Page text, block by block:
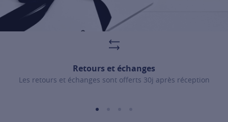
Retours et échanges
Les retours et échanges sont offerts 30j après réception